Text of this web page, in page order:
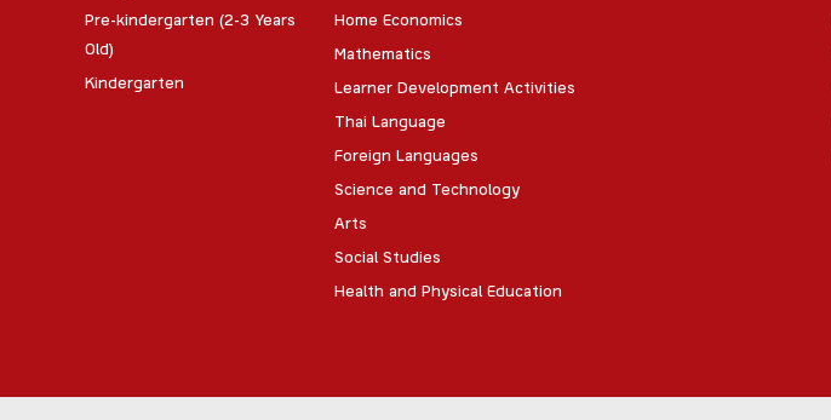
Pre-kindergarten (2-3 Years
Old)
Kindergarten
Home Economics
Mathematics
Learner Development Activities
Thai Language
Foreign Languages
Science and Technology
Arts
Social Studies
Health and Physical Education